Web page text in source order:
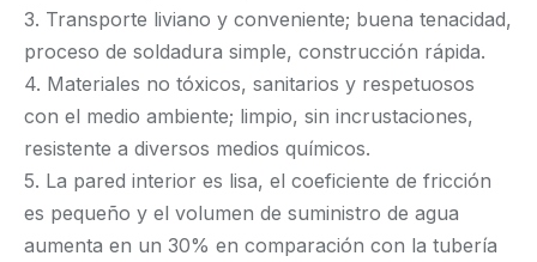
3. Transporte liviano y conveniente; buena tenacidad,
proceso de soldadura simple, construcción rápida.
4. Materiales no tóxicos, sanitarios y respetuosos
con el medio ambiente; limpio, sin incrustaciones,
resistente a diversos medios químicos.
5. La pared interior es lisa, el coeficiente de fricción
es pequeño y el volumen de suministro de agua
aumenta en un 30% en comparación con la tubería